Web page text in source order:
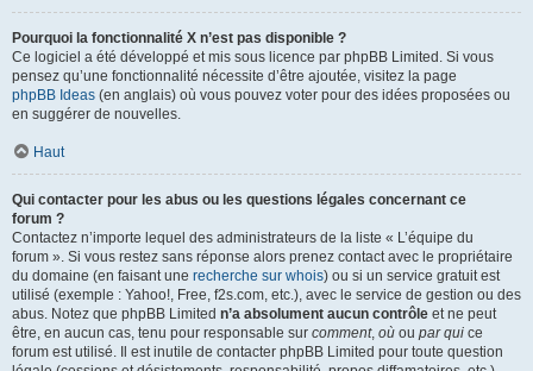
Pourquoi la fonctionnalité X n’est pas disponible ?
Ce logiciel a été développé et mis sous licence par phpBB Limited. Si vous
pensez qu’une fonctionnalité nécessite d’être ajoutée, visitez la page
phpBB Ideas (en anglais) où vous pouvez voter pour des idées proposées ou
en suggérer de nouvelles.
Haut
Qui contacter pour les abus ou les questions légales concernant ce
forum ?
Contactez n’importe lequel des administrateurs de la liste « L’équipe du
forum ». Si vous restez sans réponse alors prenez contact avec le propriétaire
du domaine (en faisant une recherche sur whois) ou si un service gratuit est
utilisé (exemple : Yahoo!, Free, f2s.com, etc.), avec le service de gestion ou des
abus. Notez que phpBB Limited n’a absolument aucun contrôle et ne peut
être, en aucun cas, tenu pour responsable sur comment, où ou par qui ce
forum est utilisé. Il est inutile de contacter phpBB Limited pour toute question